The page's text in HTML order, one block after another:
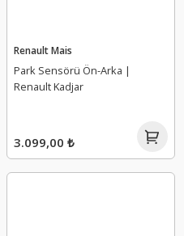
Renault Mais
Park Sensörü Ön-Arka |
Renault Kadjar
3.099,00 ₺